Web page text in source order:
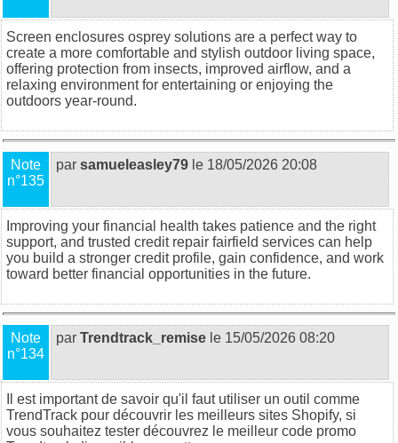
Screen enclosures osprey solutions are a perfect way to
create a more comfortable and stylish outdoor living space,
offering protection from insects, improved airflow, and a
relaxing environment for entertaining or enjoying the
outdoors year-round.
Note
n°135
par samueleasley79 le 18/05/2026 20:08
Improving your financial health takes patience and the right
support, and trusted credit repair fairfield services can help
you build a stronger credit profile, gain confidence, and work
toward better financial opportunities in the future.
Note
n°134
par Trendtrack_remise le 15/05/2026 08:20
Il est important de savoir qu'il faut utiliser un outil comme
TrendTrack pour découvrir les meilleurs sites Shopify, si
vous souhaitez tester découvrez le meilleur code promo